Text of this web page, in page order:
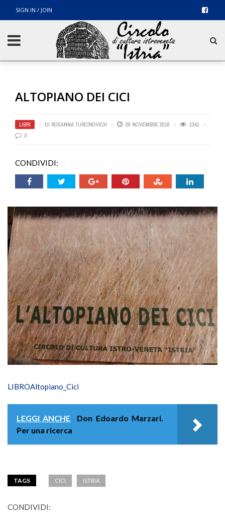
SIGN IN / JOIN
ALTOPIANO DEI CICI
LIBRI DI ROSANNA TURCINOVICH 20 NOVEMBRE 2018
1341
0
CONDIVIDI:
LIBROAltopiano_Cici
LEGGI ANCHE
Don Edoardo Marzari.
Per una ricerca
TAGS CICI ISTRIA
CONDIVIDI: